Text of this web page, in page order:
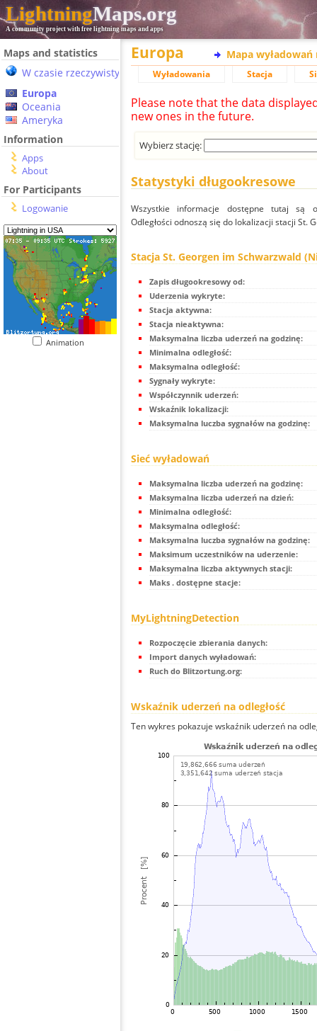
LightningMaps.org
A community project with free lightning maps and apps
Maps and statistics
W czasie rzeczywistym
Europa
Oceania
Ameryka
Information
Apps
About
For Participants
Logowanie
Animation
Europa Mapa wyładowań
Wyładowania Stacja
Please note that the data
new ones in the future.
Wybierz stację:
Statystyki długookresowe
Wszystkie informacje dostępne tutaj są
Odległości odnoszą się do lokalizacji stacji St.
Stacja St. Georgen im Schwarzwald
Zapis długookresowy od:
Uderzenia wykryte:
Stacja aktywna:
Stacja nieaktywna:
Maksymalna liczba uderzeń na godzinę:
Minimalna odległość:
Maksymalna odległość:
Sygnały wykryte:
Współczynnik uderzeń:
Wskaźnik lokalizacji:
Maksymalna luczba sygnałów na godzinę:
Sieć wyładowań
Maksymalna liczba uderzeń na godzinę:
Maksymalna liczba uderzeń na dzień:
Minimalna odległość:
Maksymalna odległość:
Maksymalna luczba sygnałów na godzinę:
Maksimum uczestników na uderzenie:
Maksymalna liczba aktywnych stacji:
Maks . dostępne stacje:
MyLightningDetection
Rozpoczęcie zbierania danych:
Import danych wyładowań:
Ruch do Blitzortung.org:
Wskaźnik uderzeń na odległość
Ten wykres pokazuje wskaźnik uderzeń na